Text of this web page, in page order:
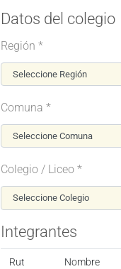
Datos del colegio
Región *
Comuna *
Colegio / Liceo *
Integrantes
Rut Nombre